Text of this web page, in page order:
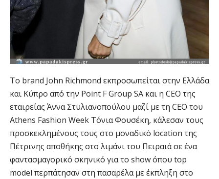
Το brand John Richmond εκπροσωπείται στην Ελλάδα
και Κύπρο από την Point F Group SA και η CEO της
εταιρείας Άννα Στυλιανοπούλου μαζί με τη CEO του
Athens Fashion Week Τόνια Φουσέκη, κάλεσαν τους
προσκεκλημένους τους στο μοναδικό location της
Πέτρινης αποθήκης στο λιμάνι του Πειραιά σε ένα
φαντασμαγορικό σκηνικό για το show όπου top
model περπάτησαν στη πασαρέλα με έκπληξη στο